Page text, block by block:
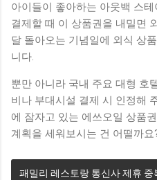
아이들이 좋아하는 아웃백 스
결제할 때 이 상품권을 내밀면
달 돌아오는 기념일에 외식 상
니다.
뿐만 아니라 국내 주요 대형 호
비나 부대시설 결제 시 인정해
에 잠자고 있는 에쓰오일 상품
계획을 세워보시는 건 어떨까요
패밀리 레스토랑 통신사 제휴 중